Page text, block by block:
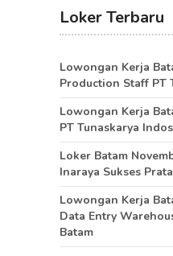
Loker Terbaru
Lowongan Kerja
Production Staff PT
Lowongan Kerja
PT Tunaskarya
Loker Batam
Inaraya Sukses
Lowongan Kerja
Data Entry
Batam